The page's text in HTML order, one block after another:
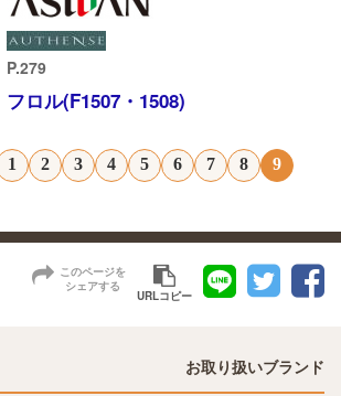
P.279
フロル(F1507・1508)
1 2 3 4 5 6 7 8 9
このページを
シェアする
URLコピー
お取り扱いブランド